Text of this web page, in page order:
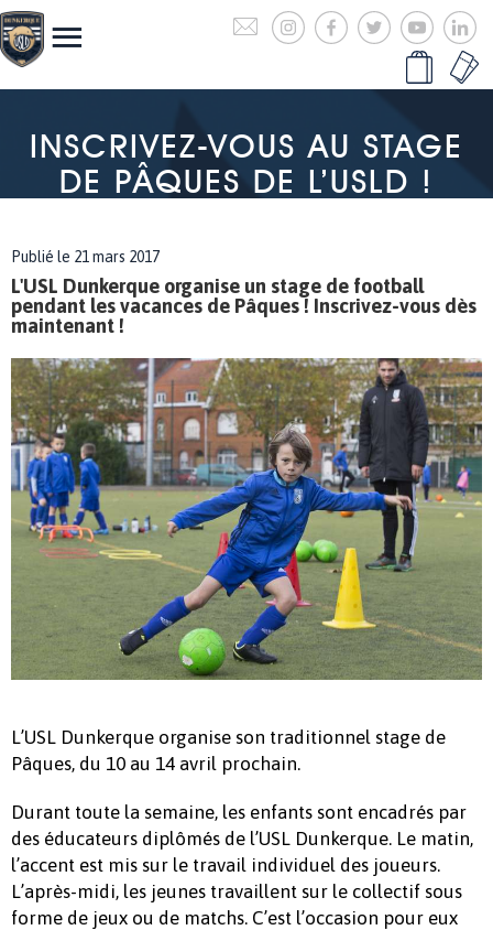
INSCRIVEZ-VOUS AU STAGE
DE PÂQUES DE L’USLD !
Publié le 21 mars 2017
L'USL Dunkerque organise un stage de football
pendant les vacances de Pâques ! Inscrivez-vous dès
maintenant !
L’USL Dunkerque organise son traditionnel stage de
Pâques, du 10 au 14 avril prochain.
Durant toute la semaine, les enfants sont encadrés par
des éducateurs diplômés de l’USL Dunkerque. Le matin,
l’accent est mis sur le travail individuel des joueurs.
L’après-midi, les jeunes travaillent sur le collectif sous
forme de jeux ou de matchs. C’est l’occasion pour eux